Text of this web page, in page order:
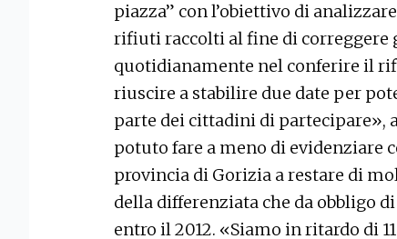
piazza” con l’obiettivo di
rifiuti raccolti al fine di correggere
quotidianamente nel conferire il
riuscire a stabilire due date per
parte dei cittadini di partecipare»,
potuto fare a meno di evidenziare
provincia di Gorizia a restare di
della differenziata che da obbligo
entro il 2012. «Siamo in ritardo di